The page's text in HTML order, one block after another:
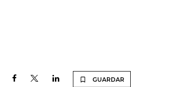
GUARDAR